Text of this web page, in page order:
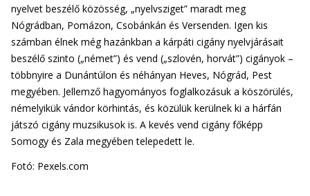
nyelvet beszélő közösség, „nyelvsziget” maradt meg
Nógrádban, Pomázon, Csobánkán és Versenden. Igen kis
számban élnek még hazánkban a kárpáti cigány nyelvjárásait
beszélő szinto („német”) és vend („szlovén, horvát”) cigányok –
többnyire a Dunántúlon és néhányan Heves, Nógrád, Pest
megyében. Jellemző hagyományos foglalkozásuk a köszörülés,
némelyikük vándor körhintás, és közülük kerülnek ki a hárfán
játszó cigány muzsikusok is. A kevés vend cigány főképp
Somogy és Zala megyében telepedett le.
Fotó: Pexels.com